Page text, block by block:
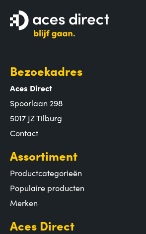
Bezoekadres
Aces Direct
Spoorlaan 298
5017 JZ Tilburg
Contact
Assortiment
Productcategorieën
Populaire producten
Merken
Aces Direct